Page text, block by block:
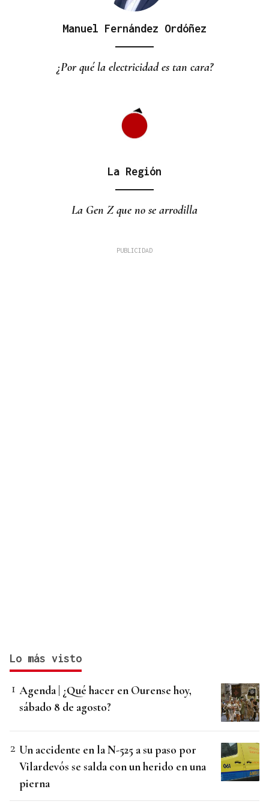
Manuel Fernández Ordóñez
¿Por qué la electricidad es tan cara?
La Región
La Gen Z que no se arrodilla
Lo más visto
Agenda | ¿Qué hacer en Ourense hoy,
sábado 8 de agosto?
Un accidente en la N-525 a su paso por
Vilardevós se salda con un herido en una
pierna